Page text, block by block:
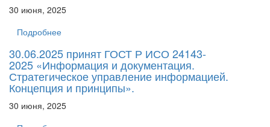
30 июня, 2025
Подробнее
30.06.2025 принят ГОСТ Р ИСО 24143-
2025 «Информация и документация.
Стратегическое управление информацией.
Концепция и принципы».
30 июня, 2025